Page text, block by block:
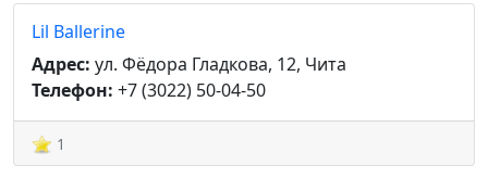
Lil Ballerine
Адрес: ул. Фёдора Гладкова, 12, Чита
Телефон: +7 (3022) 50-04-50
1